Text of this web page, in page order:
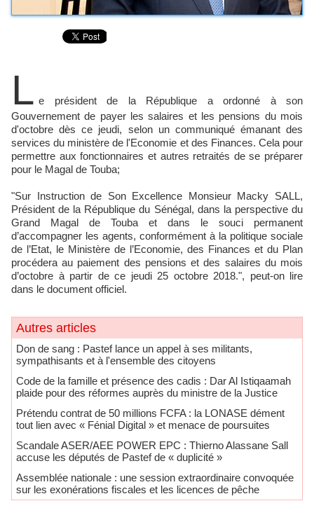
L e président de la République a ordonné à son
Gouvernement de payer les salaires et les pensions du mois
d'octobre dès ce jeudi, selon un communiqué émanant des
services du ministère de l'Economie et des Finances. Cela pour
permettre aux fonctionnaires et autres retraités de se préparer
pour le Magal de Touba;
"Sur Instruction de Son Excellence Monsieur Macky SALL,
Président de la République du Sénégal, dans la perspective du
Grand Magal de Touba et dans le souci permanent
d’accompagner les agents, conformément à la politique sociale
de l’Etat, le Ministère de l’Economie, des Finances et du Plan
procédera au paiement des pensions et des salaires du mois
d’octobre à partir de ce jeudi 25 octobre 2018.", peut-on lire
dans le document officiel.
Autres articles
Don de sang : Pastef lance un appel à ses militants,
sympathisants et à l'ensemble des citoyens
Code de la famille et présence des cadis : Dar Al Istiqaamah
plaide pour des réformes auprès du ministre de la Justice
Prétendu contrat de 50 millions FCFA : la LONASE dément
tout lien avec « Fénial Digital » et menace de poursuites
Scandale ASER/AEE POWER EPC : Thierno Alassane Sall
accuse les députés de Pastef de « duplicité »
Assemblée nationale : une session extraordinaire convoquée
sur les exonérations fiscales et les licences de pêche